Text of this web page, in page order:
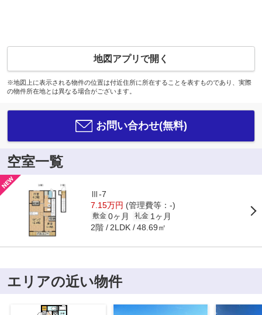
地図アプリで開く
※地図上に表示される物件の位置は付近住所に所在することを表すものであり、実際
の物件所在地とは異なる場合がございます。
お問い合わせ(無料)
空室一覧
Ⅲ-7
7.15万円 (管理費等：-)
敷金 0ヶ月 礼金 1ヶ月
2階 2LDK 48.69㎡
エリアの近い物件